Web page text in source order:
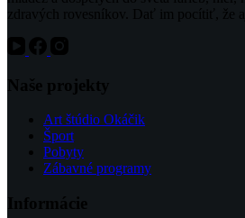
zdravých rovesníkov. Dať im pocítiť, že
Naše projekty
Art štúdio Okáčik
Šport
Pobyty
Zábavné programy
Informácie